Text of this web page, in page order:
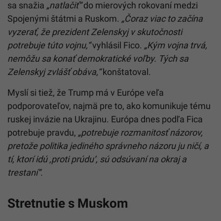
sa snažia „natlačiť“do mierových rokovaní medzi
Spojenými štátmi a Ruskom. „Čoraz viac to začína
vyzerať, že prezident Zelenskyj v skutočnosti
potrebuje túto vojnu,“vyhlásil Fico. „Kým vojna trvá,
nemôžu sa konať demokratické voľby. Tých sa
Zelenskyj zvlášť obáva,“konštatoval.
Myslí si tiež, že Trump má v Európe veľa
podporovateľov, najmä pre to, ako komunikuje tému
ruskej invázie na Ukrajinu. Európa dnes podľa Fica
potrebuje pravdu, „potrebuje rozmanitosť názorov,
pretože politika jediného správneho názoru ju ničí, a
tí, ktorí idú ‚proti prúdu‘, sú odsúvaní na okraj a
trestaní“.
Stretnutie s Muskom